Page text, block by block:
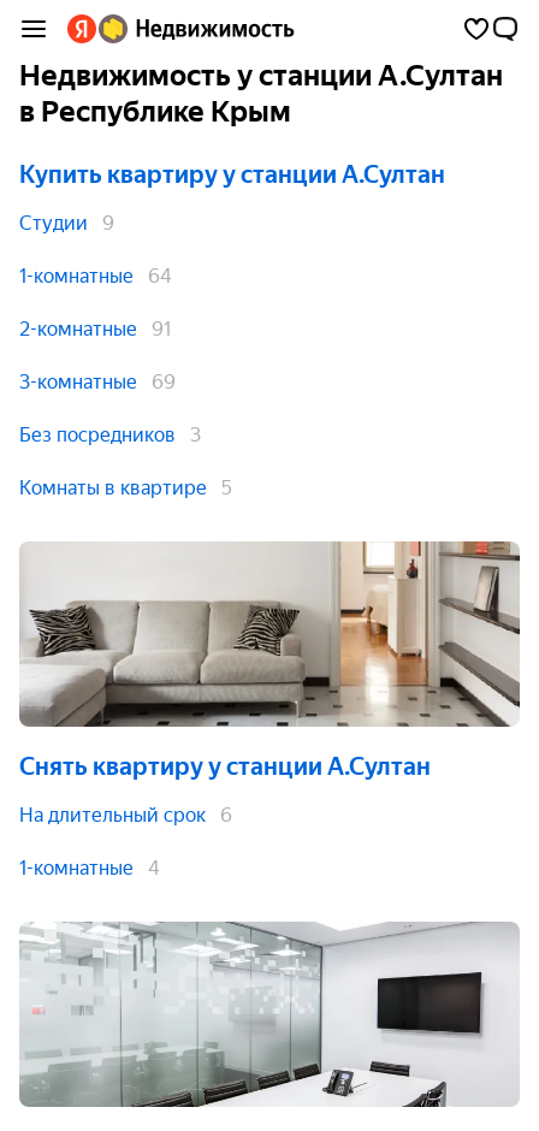
Недвижимость у станции А.Султан
в Республике Крым
Купить квартируу станции А.Султан
Студии 9
1-комнатные 64
2-комнатные 91
3-комнатные 69
Без посредников 3
Комнаты в квартире 5
Снять квартируу станции А.Султан
На длительный срок 6
1-комнатные 4